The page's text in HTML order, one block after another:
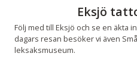
Eksjö
Följ med till Eksjö och se en äkta
dagars resan besöker vi även
leksaksmuseum.